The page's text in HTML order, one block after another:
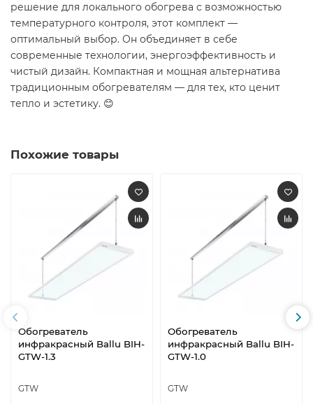
решение для локального обогрева с возможностью
температурного контроля, этот комплект —
оптимальный выбор. Он объединяет в себе
современные технологии, энергоэффективность и
чистый дизайн. Компактная и мощная альтернатива
традиционным обогревателям — для тех, кто ценит
тепло и эстетику. 😊
Похожие товары
Обогреватель
инфракрасный Ballu BIH-
GTW-1.3
GTW
Обогреватель
инфракрасный Ballu BIH-
GTW-1.0
GTW